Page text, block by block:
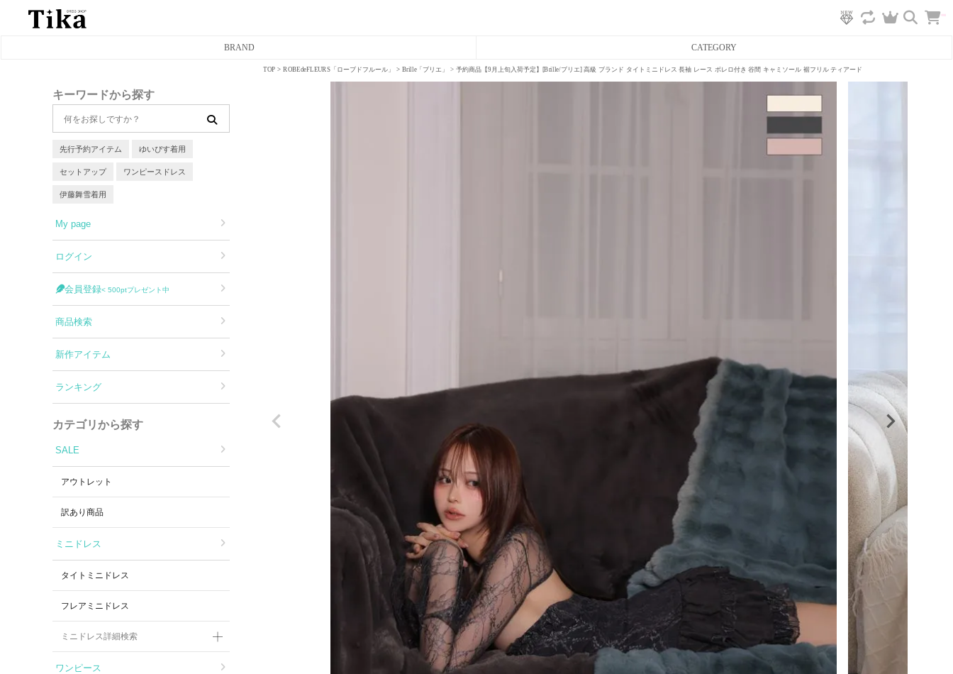
BRAND CATEGORY
フレアミニドレス
タイトロングドレス
Aラインロングドレス
バースデードレス
キーワードから探す
先行予約アイテム ゆいぴす着用
セットアップ ワンピースドレス
伊藤舞雪着用
My page
ログイン
会員登録< 500ptプレゼント中
商品検索
新作アイテム
ランキング
カテゴリから探す
SALE
アウトレット
訳あり商品
ミニドレス
タイトミニドレス
フレアミニドレス
ミニドレス詳細検索
ワンピース
TOP ROBEdeFLEURS「ローブドフルール」 Brille「ブリエ」 予約商品【9月上旬入荷予定】[Brille/ブリエ] 高級 ブランド タイトミニドレス 長袖 レース ボレロ付き 谷間 キャミソール 裾フリル ティアード